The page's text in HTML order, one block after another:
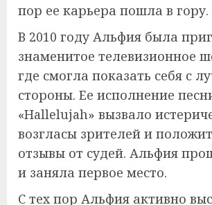
пор ее карьера пошла в гору.
В 2010 году Альфия была
знаменитое телевизионное
где смогла показать себя с
стороны. Ее исполнение
«Hallelujah» вызвало
возгласы зрителей и
отзывы от судей. Альфия
и заняла первое место.
С тех пор Альфия активно